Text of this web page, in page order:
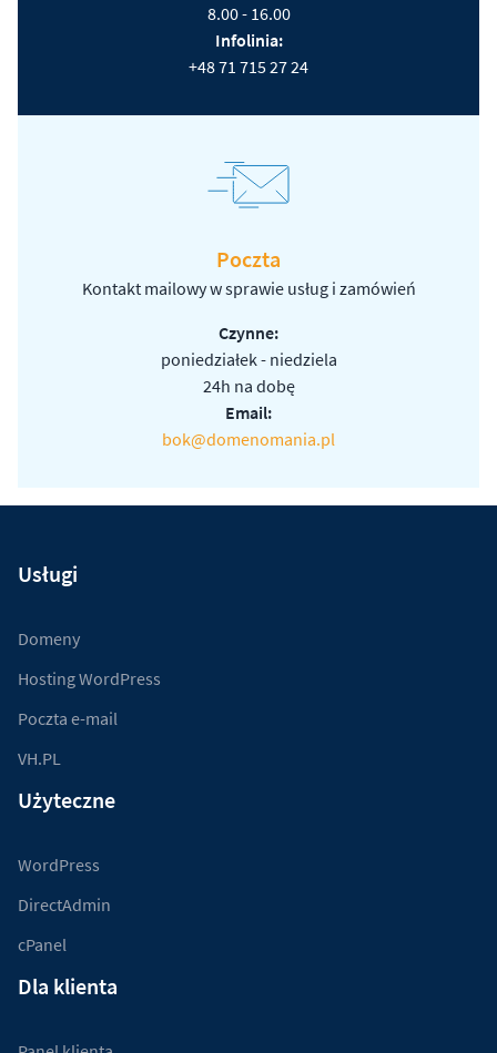
8.00 - 16.00
Infolinia:
+48 71 715 27 24
Poczta
Kontakt mailowy w sprawie usług i zamówień
Czynne:
poniedziałek - niedziela
24h na dobę
Email:
bok@domenomania.pl
Usługi
Domeny
Hosting WordPress
Poczta e-mail
VH.PL
Użyteczne
WordPress
DirectAdmin
cPanel
Dla klienta